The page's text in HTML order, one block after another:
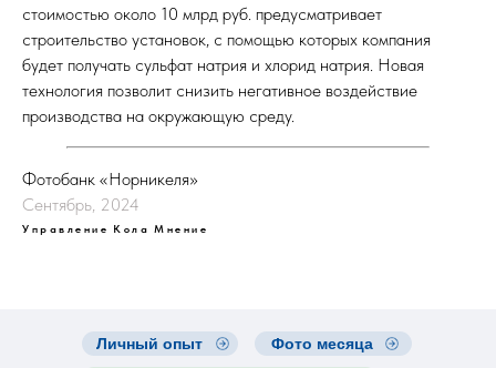
стоимостью около 10 млрд руб. предусматривает
строительство установок, с помощью которых компания
будет получать сульфат натрия и хлорид натрия. Новая
технология позволит снизить негативное воздействие
производства на окружающую среду.
Фотобанк «Норникеля»
Сентябрь, 2024
Управление Кола Мнение
Личный опыт
Фото месяца